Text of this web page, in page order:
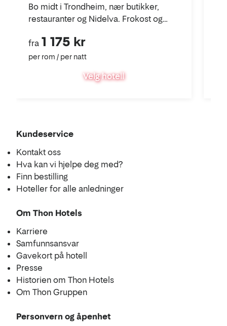
Bo midt i Trondheim, nær butikker,
restauranter og Nidelva. Frokost og
fra 1 175 kr
per rom / per natt
Velg hotell
Kundeservice
Kontakt oss
Hva kan vi hjelpe deg med?
Finn bestilling
Hoteller for alle anledninger
Om Thon Hotels
Karriere
Samfunnsansvar
Gavekort på hotell
Presse
Historien om Thon Hotels
Om Thon Gruppen
Personvern og åpenhet